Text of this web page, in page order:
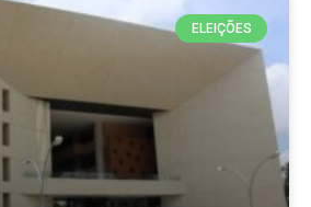
ELEIÇÕES